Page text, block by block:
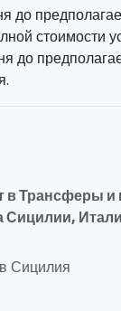
до
стоимости
до
в Трансферы и
Сицилии,
Сицилия